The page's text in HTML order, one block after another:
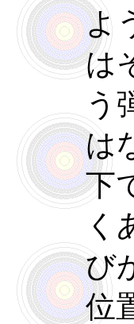
よ
は
う
は
下
く
び
位